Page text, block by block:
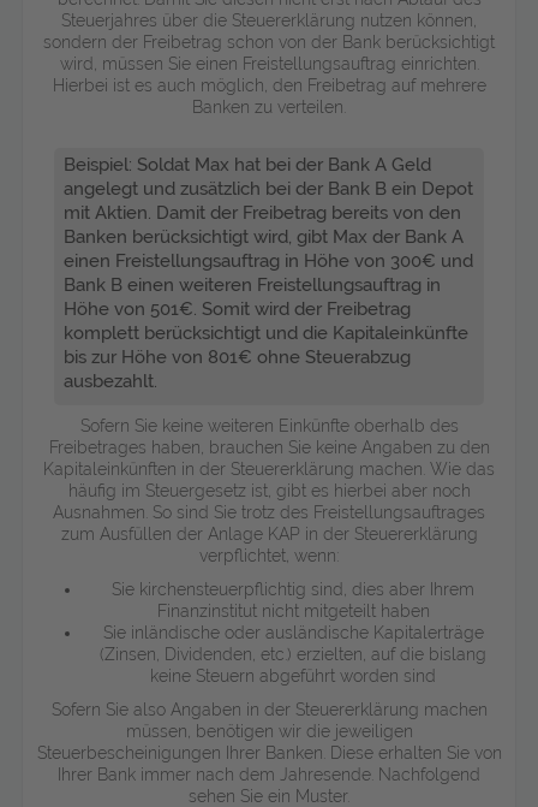
Steuerjahres über die Steuererklärung nutzen können,
sondern der Freibetrag schon von der Bank berücksichtigt
wird, müssen Sie einen Freistellungsauftrag einrichten.
Hierbei ist es auch möglich, den Freibetrag auf mehrere
Banken zu verteilen.
Beispiel: Soldat Max hat bei der Bank A Geld
angelegt und zusätzlich bei der Bank B ein Depot
mit Aktien. Damit der Freibetrag bereits von den
Banken berücksichtigt wird, gibt Max der Bank A
einen Freistellungsauftrag in Höhe von 300€ und
Bank B einen weiteren Freistellungsauftrag in
Höhe von 501€. Somit wird der Freibetrag
komplett berücksichtigt und die Kapitaleinkünfte
bis zur Höhe von 801€ ohne Steuerabzug
ausbezahlt.
Sofern Sie keine weiteren Einkünfte oberhalb des
Freibetrages haben, brauchen Sie keine Angaben zu den
Kapitaleinkünften in der Steuererklärung machen. Wie das
häufig im Steuergesetz ist, gibt es hierbei aber noch
Ausnahmen. So sind Sie trotz des Freistellungsauftrages
zum Ausfüllen der Anlage KAP in der Steuererklärung
verpflichtet, wenn:
Sie kirchensteuerpflichtig sind, dies aber Ihrem
Finanzinstitut nicht mitgeteilt haben
Sie inländische oder ausländische Kapitalerträge
(Zinsen, Dividenden, etc.) erzielten, auf die bislang
keine Steuern abgeführt worden sind
Sofern Sie also Angaben in der Steuererklärung machen
müssen, benötigen wir die jeweiligen
Steuerbescheinigungen Ihrer Banken. Diese erhalten Sie von
Ihrer Bank immer nach dem Jahresende. Nachfolgend
sehen Sie ein Muster.